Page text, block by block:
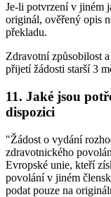
Je-li potvrzení v jiném
originál, ověřený opis
překladu.
Zdravotní způsobilost
přijetí žádosti starší 3
11. Jaké jsou
dispozici
"Žádost o vydání
zdravotnického
Evropské unie, kteří
povolání v jiném
podat pouze na